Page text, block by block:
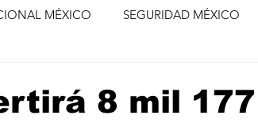
MÉXICO SEGURIDAD MÉXICO
8 mil